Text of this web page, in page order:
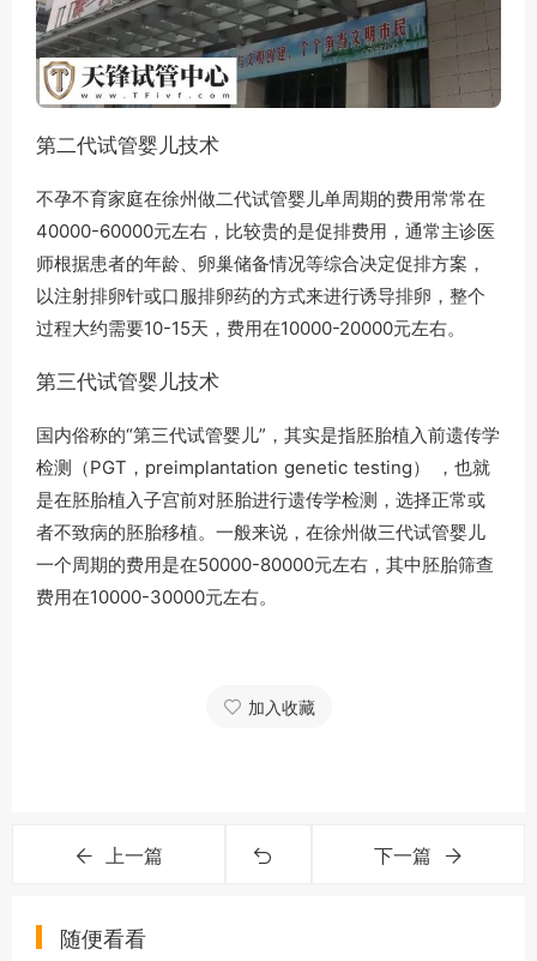
第二代试管婴儿技术
不孕不育家庭在徐州做二代试管婴儿单周期的费用常常在
40000-60000元左右，比较贵的是促排费用，通常主诊医
师根据患者的年龄、卵巢储备情况等综合决定促排方案，
以注射排卵针或口服排卵药的方式来进行诱导排卵，整个
过程大约需要10-15天，费用在10000-20000元左右。
第三代试管婴儿技术
国内俗称的“第三代试管婴儿”，其实是指胚胎植入前遗传学
检测（PGT，preimplantation genetic testing） ，也就
是在胚胎植入子宫前对胚胎进行遗传学检测，选择正常或
者不致病的胚胎移植。一般来说，在徐州做三代试管婴儿
一个周期的费用是在50000-80000元左右，其中胚胎筛查
费用在10000-30000元左右。
加入收藏
上一篇 下一篇
随便看看